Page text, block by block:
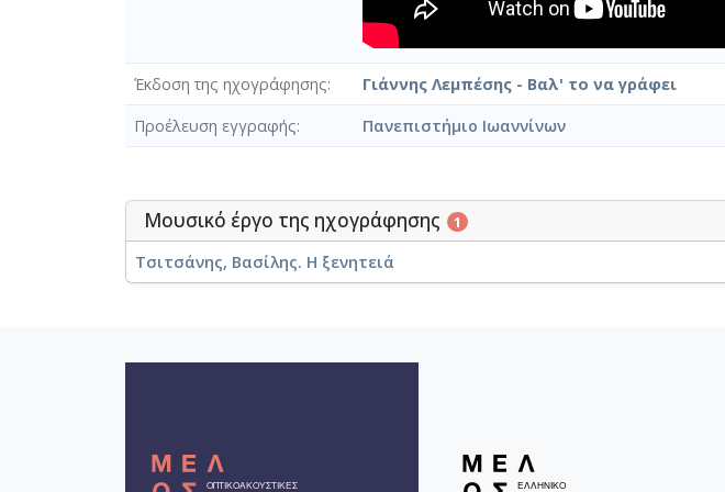
Έκδοση της ηχογράφησης
Γιάννης Λεμπέσης - Βαλ' το να γράφει
Προέλευση εγγραφής
Πανεπιστήμιο Ιωαννίνων
Μουσικό έργο της ηχογράφησης 1
Τσιτσάνης, Βασίλης. Η ξενητειά